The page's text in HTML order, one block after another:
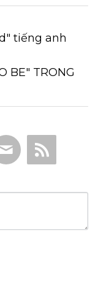
tiếng anh
BE" TRONG